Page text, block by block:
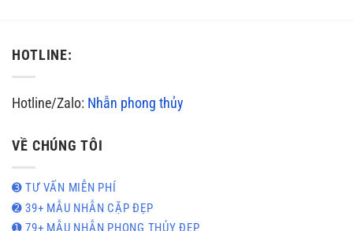
HOTLINE:
Hotline/Zalo: Nhẫn phong thủy
VỀ CHÚNG TÔI
➌ TƯ VẤN MIỄN PHÍ
➋ 39+ MẪU NHẪN CẶP ĐẸP
➊ 79+ MẪU NHẪN PHONG THỦY ĐẸP